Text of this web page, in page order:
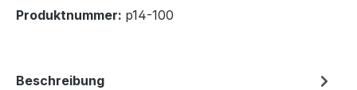
Produktnummer: p14-100
Beschreibung